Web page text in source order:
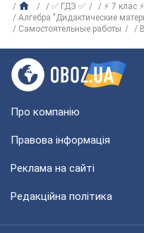
✅ ГДЗ ✅ ⚡ 7 клас ⚡
Алгебра "Дидактические
Самостоятельные работы
Про компанію
Правова інформація
Реклама на сайті
Редакційна політика